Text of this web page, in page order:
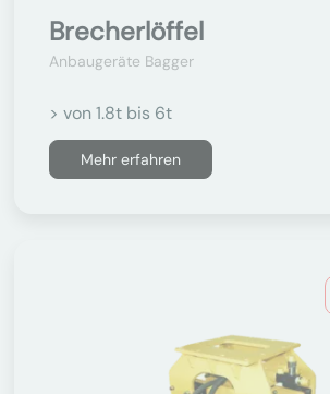
Brecherlöffel
Anbaugeräte Bagger
> von 1.8t bis 6t
Mehr erfahren